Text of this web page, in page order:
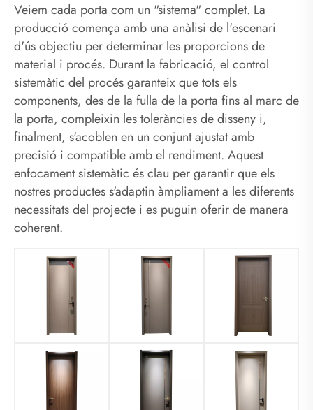
Veiem cada porta com un "sistema" complet. La
producció comença amb una anàlisi de l'escenari
d'ús objectiu per determinar les proporcions de
material i procés. Durant la fabricació, el control
sistemàtic del procés garanteix que tots els
components, des de la fulla de la porta fins al marc de
la porta, compleixin les toleràncies de disseny i,
finalment, s'acoblen en un conjunt ajustat amb
precisió i compatible amb el rendiment. Aquest
enfocament sistemàtic és clau per garantir que els
nostres productes s'adaptin àmpliament a les diferents
necessitats del projecte i es puguin oferir de manera
coherent.